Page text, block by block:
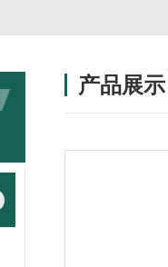
产品展示